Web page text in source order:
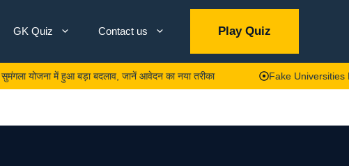
GK Quiz Contact us Play Quiz
में हुआ बड़ा बदलाव, जानें आवेदन का नया तरीका Fake Universities List: देश के